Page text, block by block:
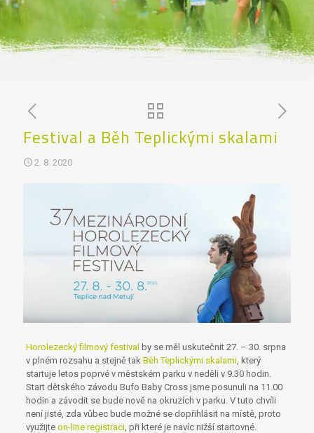
Festival a Běh Teplickými skalami
2. 8. 2020
Horolezecký filmový festival by se měl uskutečnit 27. – 30. srpna
v plném rozsahu a stejně tak Běh Teplickými skalami, který
startuje letos poprvé v městském parku v neděli v 9.30 hodin.
Start dětského závodu Bufo Baby Cross jsme posunuli na 11.00
hodin a závodit se bude nově na okruzích v parku. V tuto chvíli
není jisté, zda vůbec bude možné se dopřihlásit na místě, proto
využijte on-line registraci, při které je navíc nižší startovné.